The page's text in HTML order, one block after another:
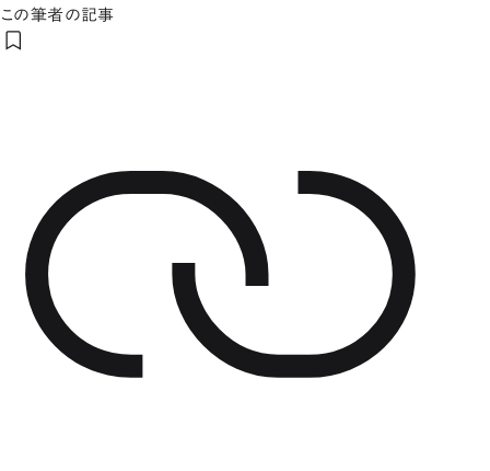
この筆者の記事